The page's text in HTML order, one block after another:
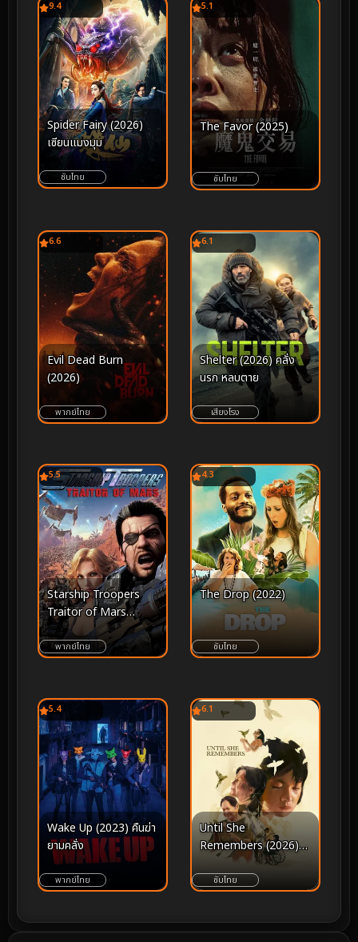
9.4
Spider Fairy (2026)
เซียนแมงมุม
ซับไทย
5.1
The Favor (2025)
ซับไทย
6.6
Evil Dead Burn
(2026)
พากย์ไทย
6.1
Shelter (2026) คลั่ง
นรก หลบตาย
เสียงโรง
5.5
Starship Troopers
Traitor of Mars
(2017) สงครามหมื่นขา
ล่าล้างจักรวาล
พากย์ไทย
4.3
The Drop (2022)
ซับไทย
5.4
Wake Up (2023) คืนฆ่า
ยามคลั่ง
พากย์ไทย
6.1
Until She
Remembers (2026)
จนกว่าเธอจะจําได้
ซับไทย